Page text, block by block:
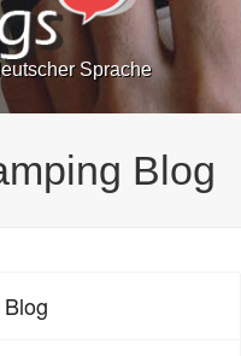
Sprache
Blog